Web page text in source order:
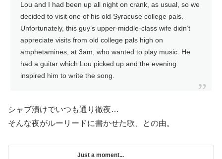
Lou and I had been up all night on crank, as usual, so we
decided to visit one of his old Syracuse college pals.
Unfortunately, this guy’s upper-middle-class wife didn’t
appreciate visits from old college pals high on
amphetamines, at 3am, who wanted to play music. He
had a guitar which Lou picked up and the evening
inspired him to write the song.
シャブ漬けでいつも通り徹夜…
そんな夜がルーリードに書かせた歌、との由。
Just a moment...